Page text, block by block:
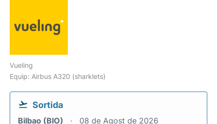
Vueling
Equip: Airbus A320 (sharklets)
Sortida
Bilbao (BIO) 08 de Agost de 2026